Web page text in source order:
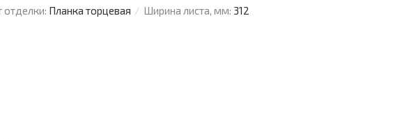
отделки: Планка торцевая Ширина листа, мм: 312